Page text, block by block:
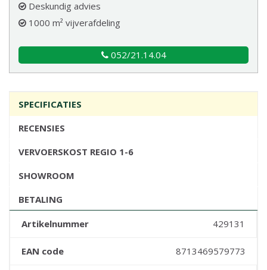
Deskundig advies
1000 m² vijverafdeling
052/21.14.04
SPECIFICATIES
RECENSIES
VERVOERSKOST REGIO 1-6
SHOWROOM
BETALING
Artikelnummer 429131
EAN code 8713469579773